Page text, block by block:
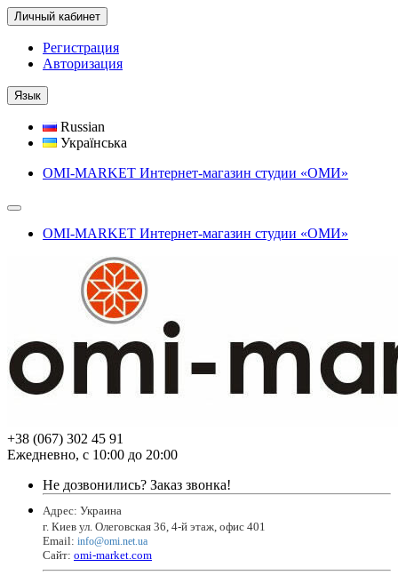
Личный кабинет
Регистрация
Авторизация
Язык
Russian
Українська
OMI-MARKET Интернет-магазин студии «ОМИ»
OMI-MARKET Интернет-магазин студии «ОМИ»
+38 (067) 302 45 91
Ежедневно, с 10:00 до 20:00
Не дозвонились? Заказ звонка!
Адрес: Украина
г. Киев ул. Олеговская 36, 4-й этаж, офис 401
Email: info@omi.net.ua
Сайт: omi-market.com